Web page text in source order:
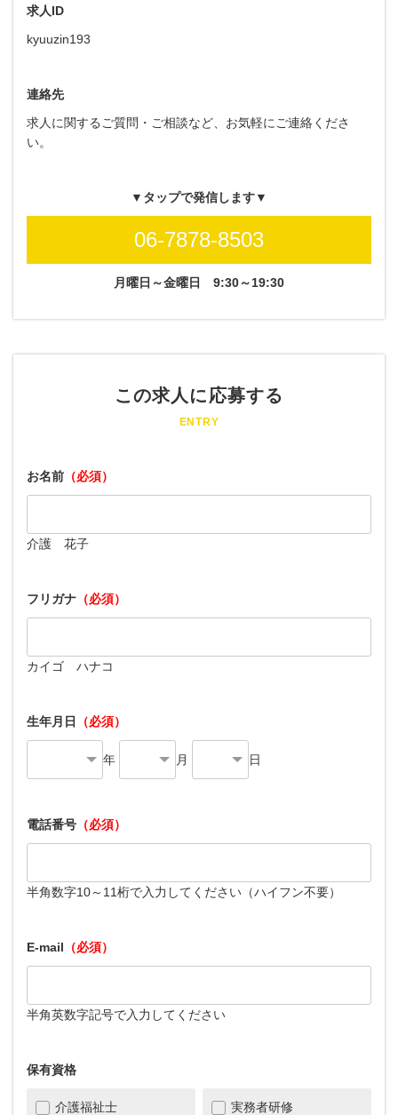
求人ID
kyuuzin193
連絡先
求人に関するご質問・ご相談など、お気軽にご連絡くださ
い。
▼タップで発信します▼
06-7878-8503
月曜日～金曜日 9:30～19:30
この求人に応募する
ENTRY
お名前 （必須）
介護 花子
フリガナ （必須）
カイゴ ハナコ
生年月日 （必須）
年 月 日
電話番号 （必須）
半角数字10～11桁で入力してください（ハイフン不要）
E-mail （必須）
半角英数字記号で入力してください
保有資格
介護福祉士 実務者研修